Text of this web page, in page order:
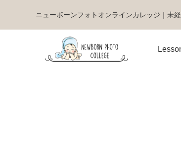
ニューボーンフォトオンラインカレッジ｜未